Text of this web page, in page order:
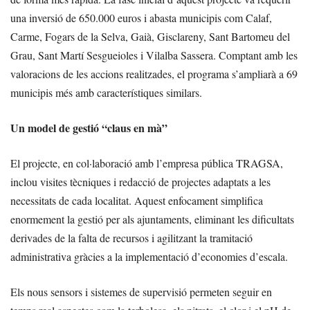
una inversió de 650.000 euros i abasta municipis com Calaf,
Carme, Fogars de la Selva, Gaià, Gisclareny, Sant Bartomeu del
Grau, Sant Martí Sesgueioles i Vilalba Sassera. Comptant amb les
valoracions de les accions realitzades, el programa s’ampliarà a 69
municipis més amb característiques similars.
Un model de gestió “claus en mà”
El projecte, en col·laboració amb l’empresa pública TRAGSA,
inclou visites tècniques i redacció de projectes adaptats a les
necessitats de cada localitat. Aquest enfocament simplifica
enormement la gestió per als ajuntaments, eliminant les dificultats
derivades de la falta de recursos i agilitzant la tramitació
administrativa gràcies a la implementació d’economies d’escala.
Els nous sensors i sistemes de supervisió permeten seguir en